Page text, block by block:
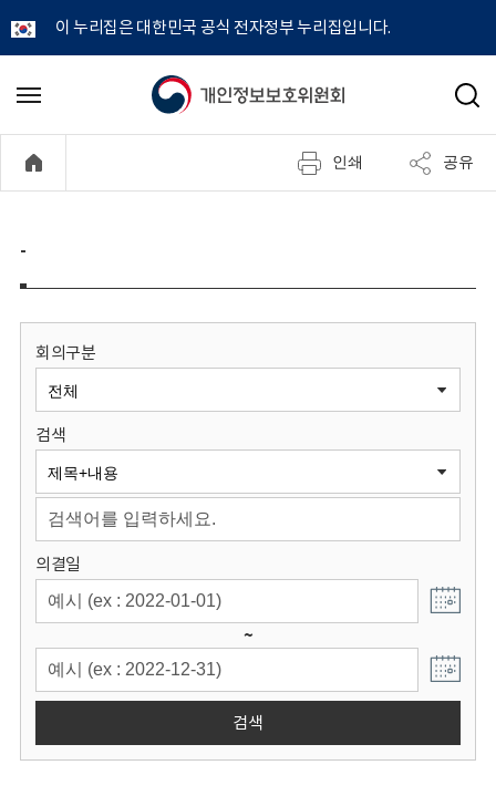
이 누리집은 대한민국 공식 전자정부 누리집입니다.
개
정
보
원
회
메
기
검
인쇄 공유
-
회의구분
검색
의결일
~
검색